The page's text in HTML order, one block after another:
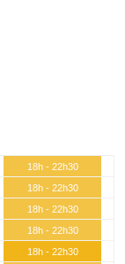
18h - 22h30
18h - 22h30
18h - 22h30
18h - 22h30
18h - 22h30